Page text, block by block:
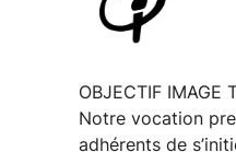
OBJECTIF
Notre vocation
adhérents de